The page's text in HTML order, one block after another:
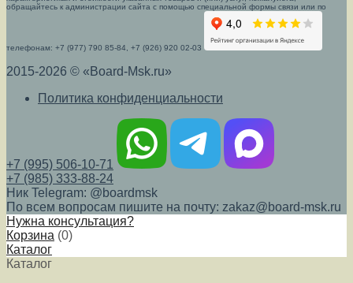
обращайтесь к администрации сайта с помощью специальной формы связи или по
телефонам: +7 (977) 790 85-84, +7 (926) 920 02-03
2015-2026 © «Board-Msk.ru»
Политика конфиденциальности
+7 (995) 506-10-71
+7 (985) 333-88-24
Ник Telegram: @boardmsk
По всем вопросам пишите на почту: zakaz@board-msk.ru
Нужна консультация?
Корзина (0)
Каталог
Каталог